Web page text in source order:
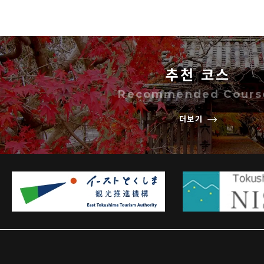
추천 코스
Recommended
더보기